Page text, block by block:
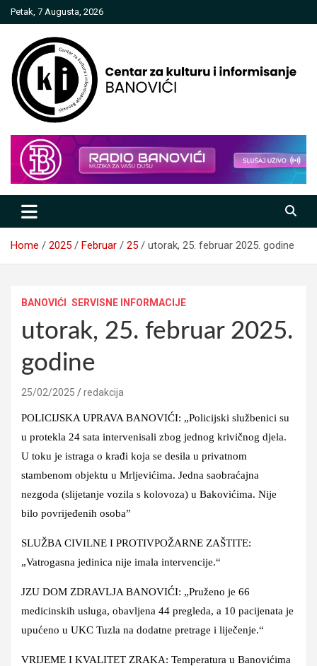
Skip
to
Petak, 7 Augusta, 2026
Centar za kulturu i informisanje
Banovići
Home 2025 Februar 25 utorak, 25. februar 2025. godine
BANOVIĆI SERVISNE INFORMACIJE
utorak, 25. februar 2025.
godine
25/02/2025 redakcija
POLICIJSKA UPRAVA BANOVIĆI: „Policijski službenici su
u protekla 24 sata intervenisali zbog jednog krivičnog djela.
U toku je istraga o krađi koja se desila u privatnom
stambenom objektu u Mrljevićima. Jedna saobraćajna
nezgoda (slijetanje vozila s kolovoza) u Bakovićima. Nije
bilo povrijeđenih osoba”
SLUŽBA CIVILNE I PROTIVPOŽARNE ZAŠTITE:
„Vatrogasna jedinica nije imala intervencije.“
JZU DOM ZDRAVLJA BANOVIĆI: „Pruženo je 66
medicinskih usluga, obavljena 44 pregleda, a 10 pacijenata je
upućeno u UKC Tuzla na dodatne pretrage i liječenje.“
VRIJEME I KVALITET ZRAKA: Temperatura u Banovićima